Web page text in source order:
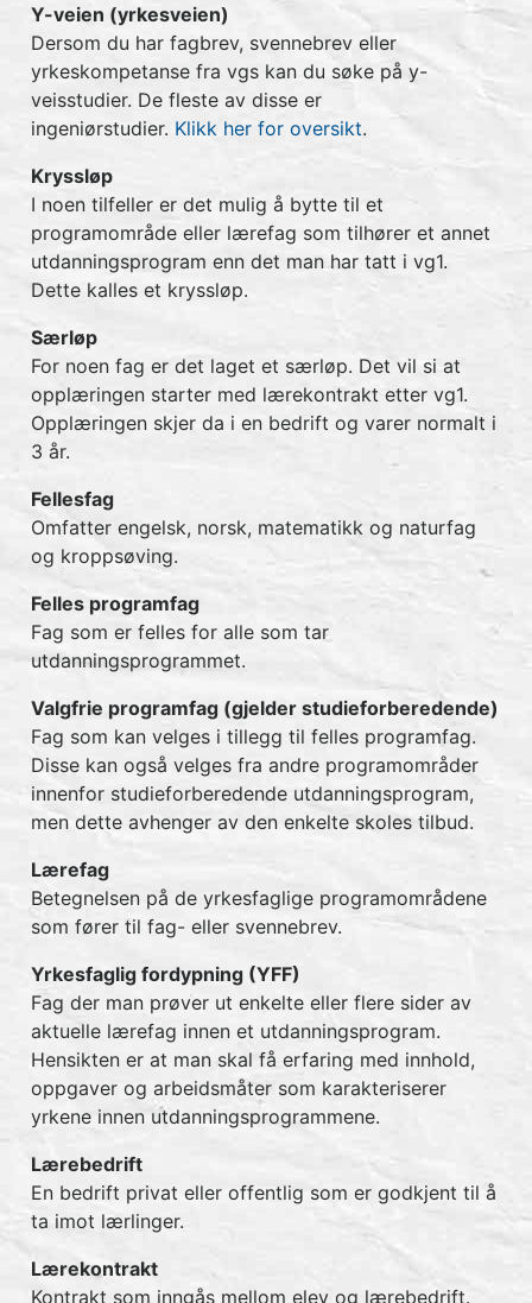
Y-veien (yrkesveien)
Dersom du har fagbrev, svennebrev eller
yrkeskompetanse fra vgs kan du søke på y-
veisstudier. De fleste av disse er
ingeniørstudier. Klikk her for oversikt.
Kryssløp
I noen tilfeller er det mulig å bytte til et
programområde eller lærefag som tilhører et annet
utdanningsprogram enn det man har tatt i vg1.
Dette kalles et kryssløp.
Særløp
For noen fag er det laget et særløp. Det vil si at
opplæringen starter med lærekontrakt etter vg1.
Opplæringen skjer da i en bedrift og varer normalt i
3 år.
Fellesfag
Omfatter engelsk, norsk, matematikk og naturfag
og kroppsøving.
Felles programfag
Fag som er felles for alle som tar
utdanningsprogrammet.
Valgfrie programfag (gjelder studieforberedende)
Fag som kan velges i tillegg til felles programfag.
Disse kan også velges fra andre programområder
innenfor studieforberedende utdanningsprogram,
men dette avhenger av den enkelte skoles tilbud.
Lærefag
Betegnelsen på de yrkesfaglige programområdene
som fører til fag- eller svennebrev.
Yrkesfaglig fordypning (YFF)
Fag der man prøver ut enkelte eller flere sider av
aktuelle lærefag innen et utdanningsprogram.
Hensikten er at man skal få erfaring med innhold,
oppgaver og arbeidsmåter som karakteriserer
yrkene innen utdanningsprogrammene.
Lærebedrift
En bedrift privat eller offentlig som er godkjent til å
ta imot lærlinger.
Lærekontrakt
Kontrakt som inngås mellom elev og lærebedrift.